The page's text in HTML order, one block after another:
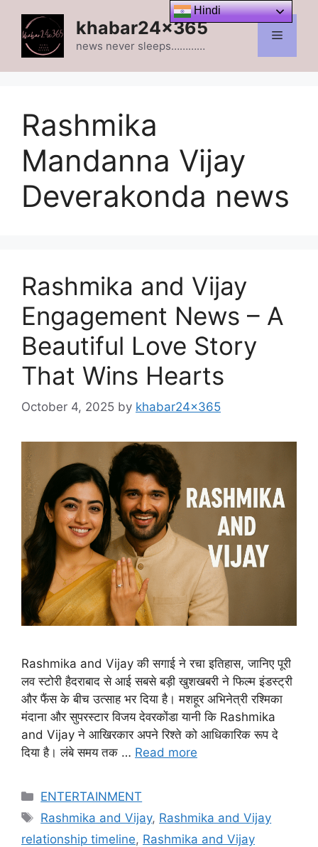
content
khabar24x365
news never sleeps…………
Menu
Rashmika
Mandanna Vijay
Deverakonda news
Rashmika and Vijay
Engagement News – A
Beautiful Love Story
That Wins Hearts
October 4, 2025 by khabar24x365
Rashmika and Vijay की सगाई ने रचा इतिहास, जानिए पूरी
लव स्टोरी हैदराबाद से आई सबसे बड़ी खुशखबरी ने फिल्म इंडस्ट्री
और फैंस के बीच उत्साह भर दिया है। मशहूर अभिनेत्री रश्मिका
मंदाना और सुपरस्टार विजय देवरकोंडा यानी कि Rashmika
and Vijay ने आखिरकार अपने रिश्ते को आधिकारिक रूप दे
दिया है। लंबे समय तक … Read more
Categories
ENTERTAINMENT
Tags
Rashmika and Vijay, Rashmika and Vijay
relationship timeline, Rashmika and Vijay
Hindi